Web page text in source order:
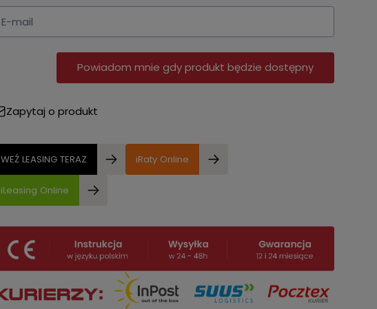
Powiadom mnie gdy produkt będzie dostępny
Zapytaj o produkt
WEŹ LEASING TERAZ iRaty Online
iLeasing Online